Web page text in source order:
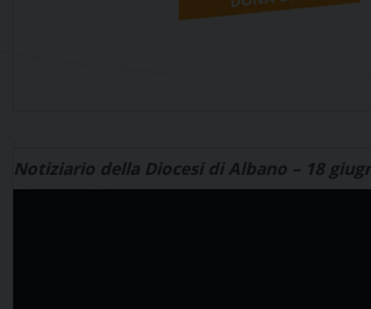
Notiziario della Diocesi di Albano – 18